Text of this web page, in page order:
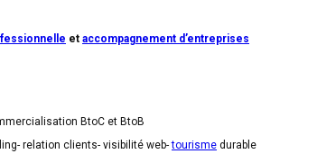
et accompagnement d’entreprises
BtoC et BtoB
relation clients- visibilité web-tourisme durable